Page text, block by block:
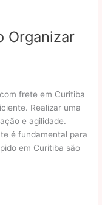
Organizar
frete em Curitiba
Realizar uma
e agilidade.
é fundamental para
em Curitiba são